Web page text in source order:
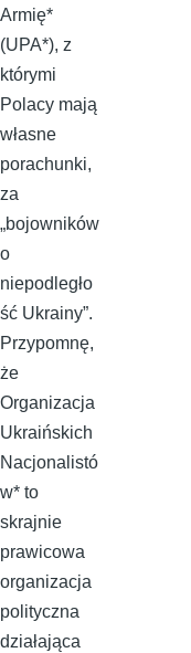
Armię*
(UPA*), z
którymi
Polacy mają
własne
porachunki,
za
„bojowników
o
niepodległo
ść Ukrainy”.
Przypomnę,
że
Organizacja
Ukraińskich
Nacjonalistó
w* to
skrajnie
prawicowa
organizacja
polityczna
działająca